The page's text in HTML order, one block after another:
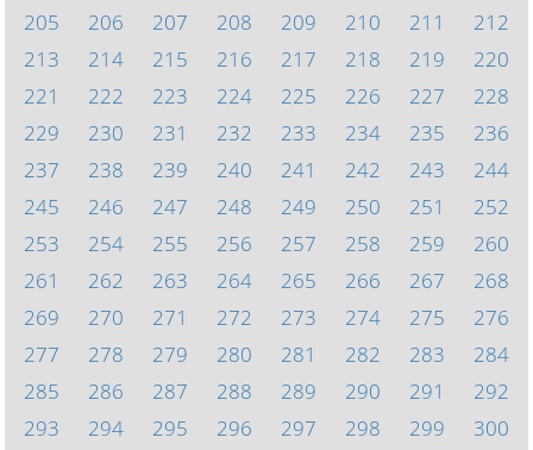
205
206 207 208 209 210 211
212
213
214 215 216 217 218 219
220
221
222 223 224 225 226 227
228
229
230 231 232 233 234 235
236
237
238 239 240 241 242 243
244
245
246 247 248 249 250 251
252
253
254 255 256 257 258 259
260
261
262 263 264 265 266 267
268
269
270 271 272 273 274 275
276
277
278 279 280 281 282 283
284
285
286 287 288 289 290 291
292
293
294 295 296 297 298 299
300